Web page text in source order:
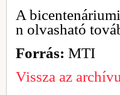
A
n olvasható
Forrás: MTI
Vissza az